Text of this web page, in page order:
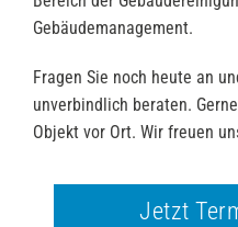
Gebäudemanagement.
Fragen Sie noch heute an
unverbindlich beraten.
Objekt vor Ort. Wir freuen
Jetzt